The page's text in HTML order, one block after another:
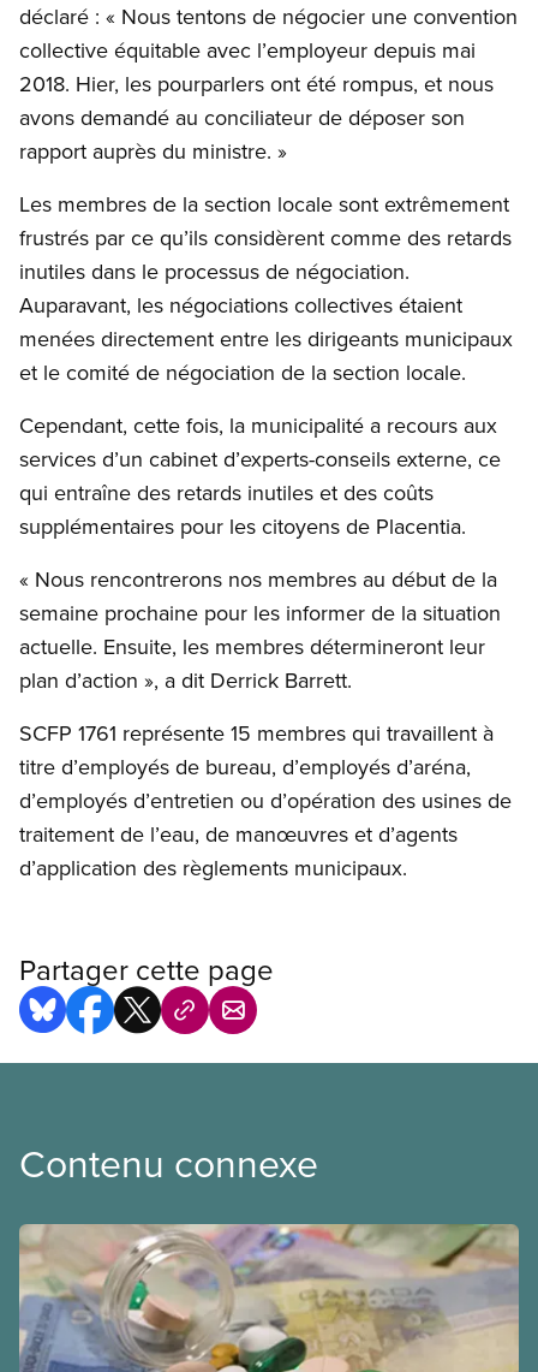
déclaré : « Nous tentons de négocier une convention
collective équitable avec l’employeur depuis mai
2018. Hier, les pourparlers ont été rompus, et nous
avons demandé au conciliateur de déposer son
rapport auprès du ministre. »
Les membres de la section locale sont extrêmement
frustrés par ce qu’ils considèrent comme des retards
inutiles dans le processus de négociation.
Auparavant, les négociations collectives étaient
menées directement entre les dirigeants municipaux
et le comité de négociation de la section locale.
Cependant, cette fois, la municipalité a recours aux
services d’un cabinet d’experts-conseils externe, ce
qui entraîne des retards inutiles et des coûts
supplémentaires pour les citoyens de Placentia.
« Nous rencontrerons nos membres au début de la
semaine prochaine pour les informer de la situation
actuelle. Ensuite, les membres détermineront leur
plan d’action », a dit Derrick Barrett.
SCFP 1761 représente 15 membres qui travaillent à
titre d’employés de bureau, d’employés d’aréna,
d’employés d’entretien ou d’opération des usines de
traitement de l’eau, de manœuvres et d’agents
d’application des règlements municipaux.
Partager cette page
Contenu connexe